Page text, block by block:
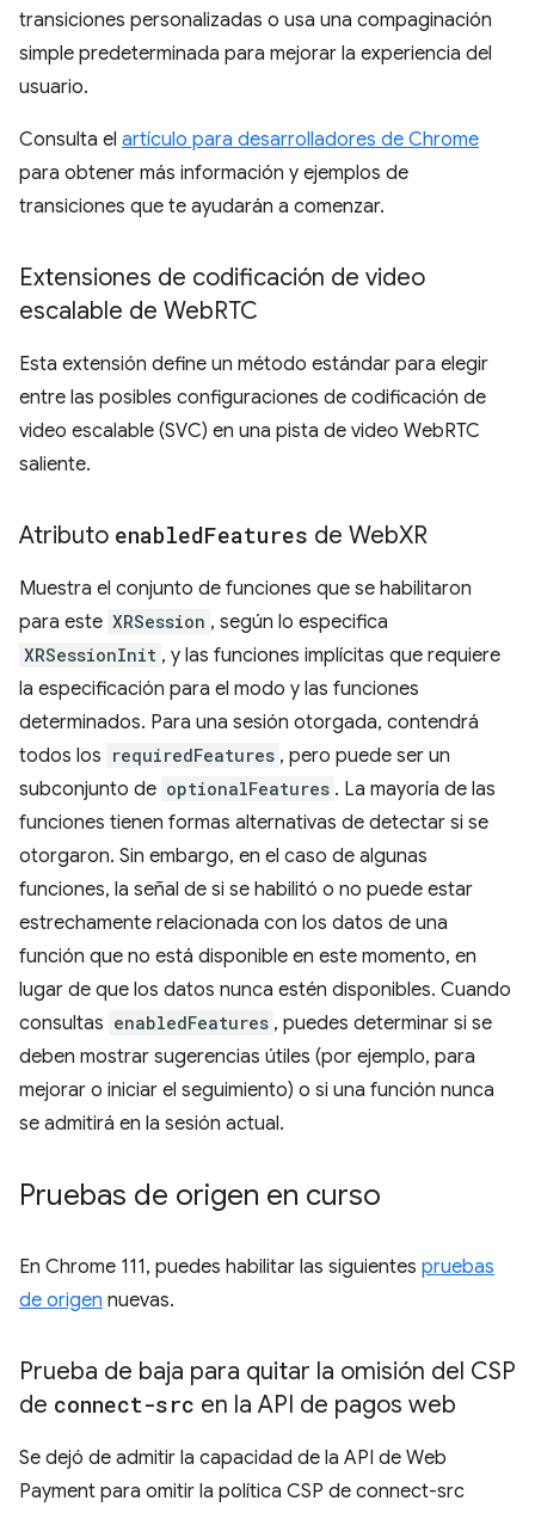
transiciones personalizadas o usa una compaginación
simple predeterminada para mejorar la experiencia del
usuario.
Consulta el artículo para desarrolladores de Chrome
para obtener más información y ejemplos de
transiciones que te ayudarán a comenzar.
Extensiones de codificación de video
escalable de WebRTC
Esta extensión define un método estándar para elegir
entre las posibles configuraciones de codificación de
video escalable (SVC) en una pista de video WebRTC
saliente.
Atributo enabledFeatures de WebXR
Muestra el conjunto de funciones que se habilitaron
para este XRSession , según lo especifica
XRSessionInit , y las funciones implícitas que requiere
la especificación para el modo y las funciones
determinados. Para una sesión otorgada, contendrá
todos los requiredFeatures , pero puede ser un
subconjunto de optionalFeatures . La mayoría de las
funciones tienen formas alternativas de detectar si se
otorgaron. Sin embargo, en el caso de algunas
funciones, la señal de si se habilitó o no puede estar
estrechamente relacionada con los datos de una
función que no está disponible en este momento, en
lugar de que los datos nunca estén disponibles. Cuando
consultas enabledFeatures , puedes determinar si se
deben mostrar sugerencias útiles (por ejemplo, para
mejorar o iniciar el seguimiento) o si una función nunca
se admitirá en la sesión actual.
Pruebas de origen en curso
En Chrome 111, puedes habilitar las siguientes pruebas
de origen nuevas.
Prueba de baja para quitar la omisión del CSP
de connect-src en la API de pagos web
Se dejó de admitir la capacidad de la API de Web
Payment para omitir la política CSP de connect-src